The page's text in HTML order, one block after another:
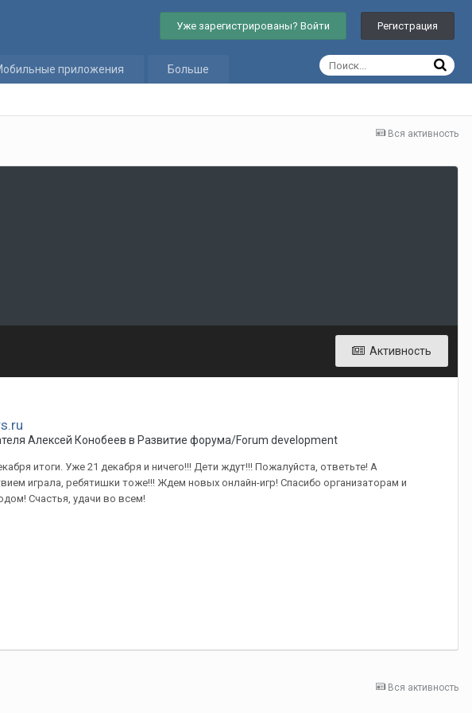
Уже зарегистрированы? Войти Регистрация
приложения Больше
Вся активность
Активность
Алексей Конобеев в Развитие форума/Forum development
итоги. Уже 21 декабря и ничего!!! Дети ждут!!! Пожалуйста, ответьте! А
играла, ребятишки тоже!!! Ждем новых онлайн-игр! Спасибо организаторам и
Счастья, удачи во всем!
Вся активность